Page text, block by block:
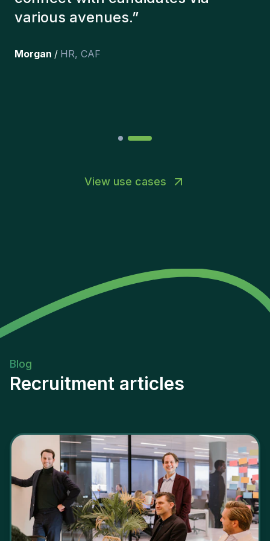
here, and personally I'm very
the team. ”
View use cases
Blog
Recruitment articles